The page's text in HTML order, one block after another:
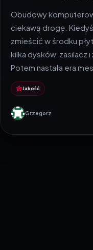
Obudowy
ciekawą drogę.
zmieścić w środku
kilka dysków, zasilacz i
Potem nastała era
Jakość
Grzegorz